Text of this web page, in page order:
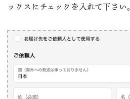
ックスにチェックを入れて下さい。